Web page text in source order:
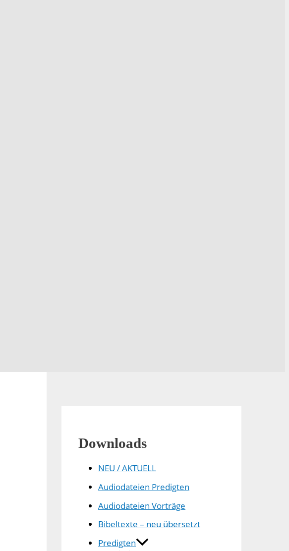
Downloads
NEU / AKTUELL
Audiodateien Predigten
Audiodateien Vorträge
Bibeltexte – neu übersetzt
Predigten